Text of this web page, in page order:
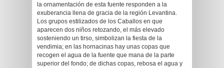
la ornamentación de esta fuente responden a la
exuberancia llena de gracia de la región Levantina.
Los grupos estilizados de los Caballos en que
aparecen dos niños retozando, el más elevado
sosteniendo un tirso, simbolizan la fiesta de la
vendimia; en las hornacinas hay unas copas que
recogen el agua de la fuente que mana de la parte
superior del fondo; de dichas copas, rebosa el agua y